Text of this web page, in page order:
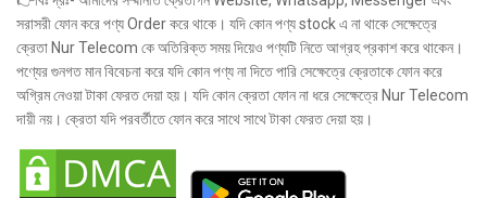
সরাসরী ফোন করে পণ্য Order করে থাকে। যদি কোন পণ্য stock এ না থাকে সেক্ষেত্রে
ক্রেতা Nur Telecom কে অতিরিক্ত সময় দিয়েও পণ্যটি নিতে আগ্রহ প্রকাশ করে থাকেন।
পণ্যের গুনগত মান বিবেচনা করে যদি কোন পণ্য না দিতে পারি সেক্ষেত্রে ক্রেতাকে ফোন করে
অগ্রিম নেওয়া টাকা ফেরত দেয়া হয়। যদি কোন ক্রেতা ফোন না ধরে সেক্ষেত্রে Nur Telecom
দায়ী নয়। ক্রেতা যদি পরবর্তীতে ফোন করে সাথে সাথে টাকা ফেরত দেয়া হয়।